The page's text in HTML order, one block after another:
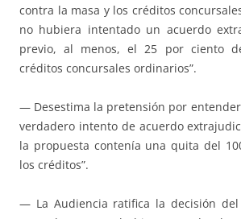
contra la masa y los créditos
no hubiera intentado un acuerdo
previo, al menos, el 25 por ciento
créditos concursales ordinarios”.
— Desestima la pretensión por
verdadero intento de acuerdo
la propuesta contenía una quita del
los créditos”.
— La Audiencia ratifica la decisión del